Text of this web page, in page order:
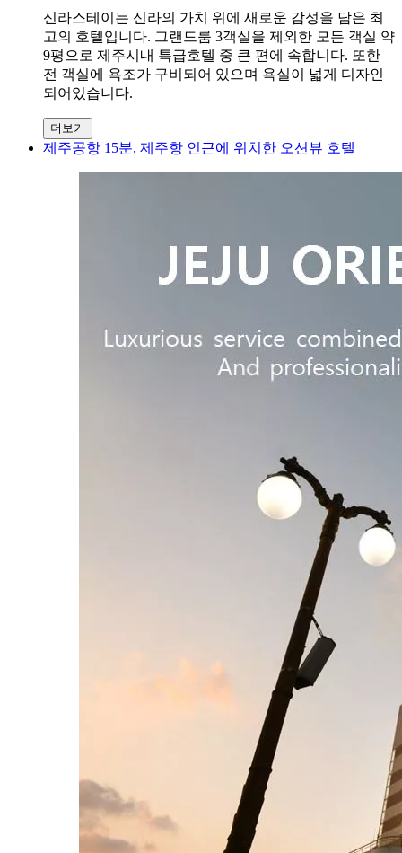
신라스테이는 신라의 가치 위에 새로운 감성을 담은 최
고의 호텔입니다. 그랜드룸 3객실을 제외한 모든 객실 약
9평으로 제주시내 특급호텔 중 큰 편에 속합니다. 또한
전 객실에 욕조가 구비되어 있으며 욕실이 넓게 디자인
되어있습니다.
더보기
제주공항 15분, 제주항 인근에 위치한 오션뷰 호텔